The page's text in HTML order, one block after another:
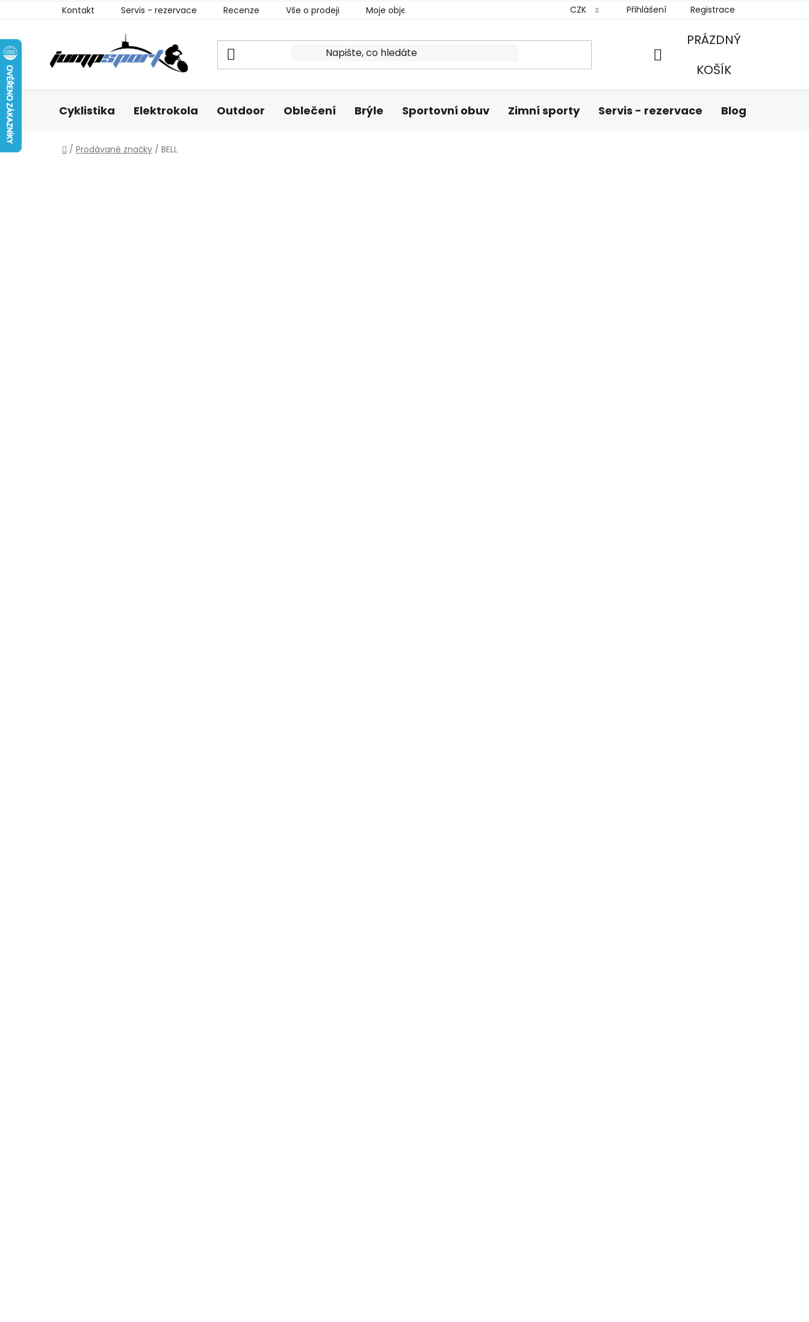
Kontakt Servis - rezervace Recenze Vše o prodeji Moje objednávka CZK Přihlášení Registrace
NÁKUPNÍ
PRÁZDNÝ
KOŠÍK
Cyklistika Elektrokola Outdoor Oblečení Brýle Sportovní obuv Zimní sporty Servis - rezervace Blog
Domů
/ Prodávané značky / BELL